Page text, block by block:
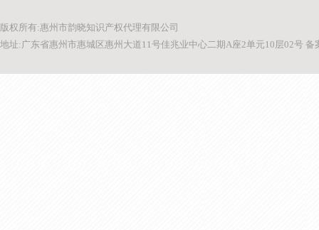
版权所有:惠州市韵晓知识产权代理有限公司
地址:广东省惠州市惠城区惠州大道11号佳兆业中心二期A座2单元10层02号 备